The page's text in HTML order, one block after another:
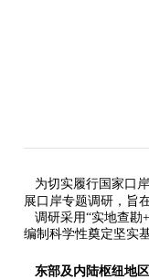
为切实履行国家口
展口岸专题调研，旨
调研采用“实地查勘
编制科学性奠定坚实基
东部及内陆枢纽地区